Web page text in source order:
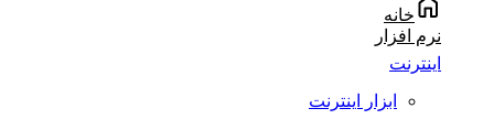
خانه
نرم افزار
اینترنت
ابزار اینترنت